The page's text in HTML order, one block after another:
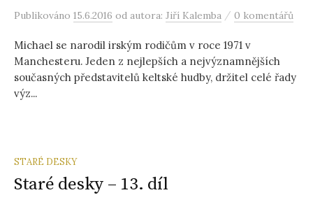
Publikováno 15.6.2016 od autora: Jiří Kalemba / 0 komentářů
Michael se narodil irským rodičům v roce 1971 v
Manchesteru. Jeden z nejlepších a nejvýznamnějších
současných představitelů keltské hudby, držitel celé řady
výz...
STARÉ DESKY
Staré desky – 13. díl